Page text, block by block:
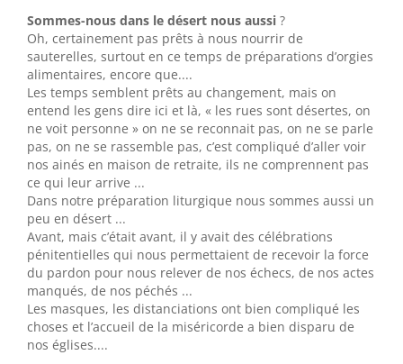
Sommes-nous dans le désert nous aussi ?
Oh, certainement pas prêts à nous nourrir de
sauterelles, surtout en ce temps de préparations d’orgies
alimentaires, encore que....
Les temps semblent prêts au changement, mais on
entend les gens dire ici et là, « les rues sont désertes, on
ne voit personne » on ne se reconnait pas, on ne se parle
pas, on ne se rassemble pas, c’est compliqué d’aller voir
nos ainés en maison de retraite, ils ne comprennent pas
ce qui leur arrive ...
Dans notre préparation liturgique nous sommes aussi un
peu en désert ...
Avant, mais c’était avant, il y avait des célébrations
pénitentielles qui nous permettaient de recevoir la force
du pardon pour nous relever de nos échecs, de nos actes
manqués, de nos péchés ...
Les masques, les distanciations ont bien compliqué les
choses et l’accueil de la miséricorde a bien disparu de
nos églises....